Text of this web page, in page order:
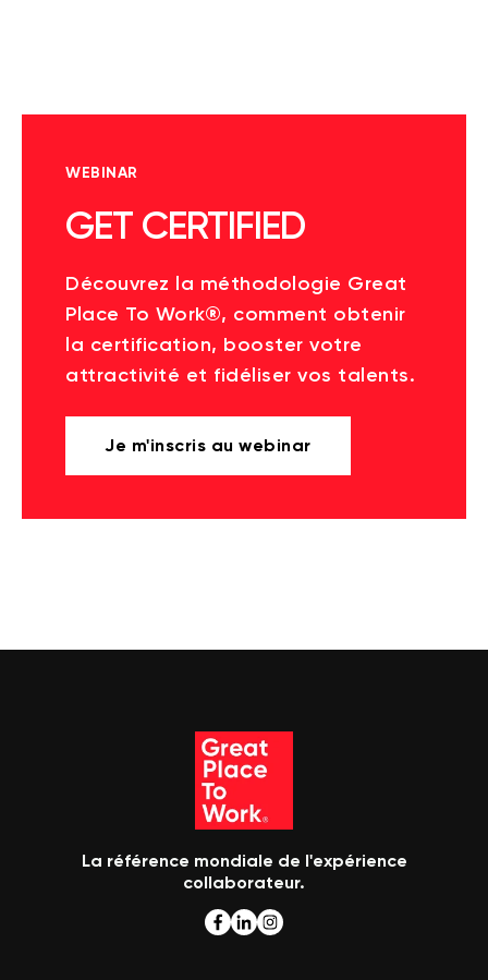
WEBINAR
GET CERTIFIED
Découvrez la méthodologie Great
Place To Work®, comment obtenir
la certification, booster votre
attractivité et fidéliser vos talents.
Je m'inscris au webinar
La référence mondiale de l'expérience
collaborateur.